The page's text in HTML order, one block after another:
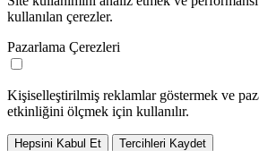
kullanılan çerezler.
Pazarlama Çerezleri
Kişiselleştirilmiş reklamlar göstermek ve
etkinliğini ölçmek için kullanılır.
Hepsini Kabul Et Tercihleri Kaydet